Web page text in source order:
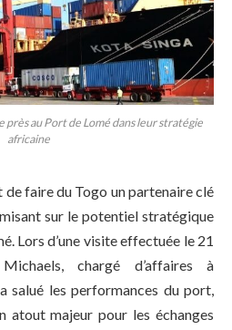
près au Port de Lomé dans leur stratégie
africaine
de faire du Togo un partenaire clé
sur le potentiel stratégique
Lors d’une visite effectuée le 21
chargé d’affaires à
salué les performances du port,
atout majeur pour les échanges